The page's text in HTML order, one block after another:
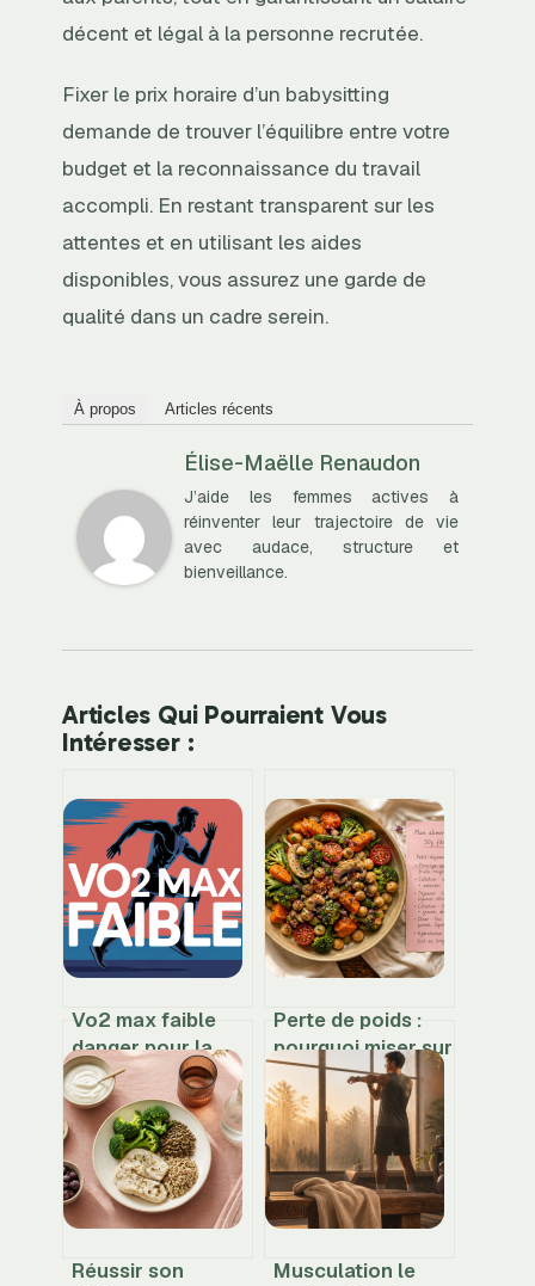
décent et légal à la personne recrutée.
Fixer le prix horaire d’un babysitting
demande de trouver l’équilibre entre votre
budget et la reconnaissance du travail
accompli. En restant transparent sur les
attentes et en utilisant les aides
disponibles, vous assurez une garde de
qualité dans un cadre serein.
À propos Articles récents
Élise-Maëlle Renaudon
J’aide les femmes actives à
réinventer leur trajectoire de vie
avec audace, structure et
bienveillance.
Articles Qui Pourraient Vous
Intéresser :
Vo2 max faible
danger pour la
santé : ce que
vous devez
vraiment savoir
Perte de poids :
pourquoi miser sur
30g de fibres et
30 végétaux par
semaine ?
Réussir son
Musculation le